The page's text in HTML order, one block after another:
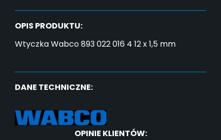
OPIS PRODUKTU:
Wtyczka Wabco 893 022 016 4 12 x 1,5 mm
DANE TECHNICZNE:
OPINIE KLIENTÓW: